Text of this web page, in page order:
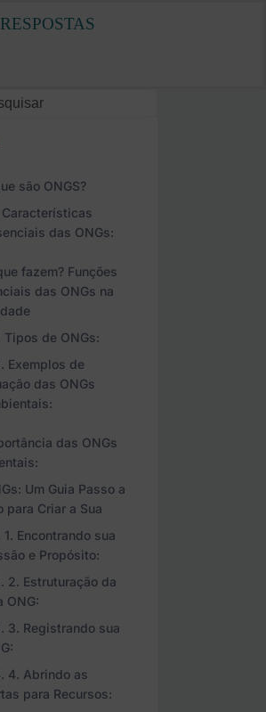
são ONGS?
Características
das ONGs:
fazem? Funções
das ONGs na
Tipos de ONGs:
Exemplos de
das ONGs
das ONGs
Um Guia Passo a
para Criar a Sua
1. Encontrando sua
e Propósito:
2. Estruturação da
ONG:
3. Registrando sua
4. Abrindo as
para Recursos: